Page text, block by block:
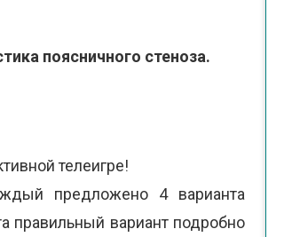
поясничного стеноза.
телеигре!
предложено 4 варианта
правильный вариант подробно